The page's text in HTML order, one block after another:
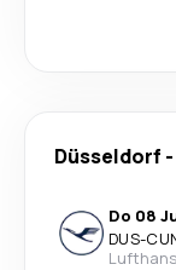
Düsseldorf -
Do 08
DUS-